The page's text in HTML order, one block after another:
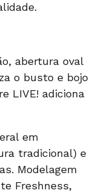
abertura oval
o busto e bojo
LIVE! adiciona
em
tradicional) e
Modelagem
Freshness,